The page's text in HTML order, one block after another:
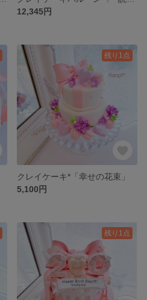
12,345円
残り1点
クレイケーキ*「幸せの花束」
5,100円
残り1点